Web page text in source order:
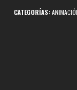
/
CATEGORÍAS: